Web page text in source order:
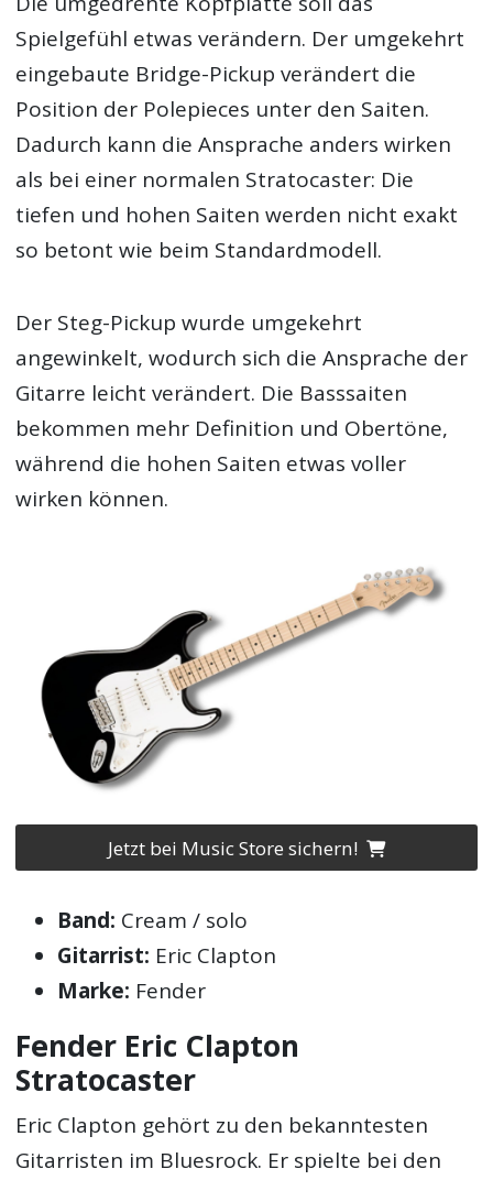
Spielgefühl etwas verändern. Der umgekehrt
eingebaute Bridge-Pickup verändert die
Position der Polepieces unter den Saiten.
Dadurch kann die Ansprache anders wirken
als bei einer normalen Stratocaster: Die
tiefen und hohen Saiten werden nicht exakt
so betont wie beim Standardmodell.
Der Steg-Pickup wurde umgekehrt
angewinkelt, wodurch sich die Ansprache der
Gitarre leicht verändert. Die Basssaiten
bekommen mehr Definition und Obertöne,
während die hohen Saiten etwas voller
wirken können.
Jetzt bei Music Store sichern!
Band: Cream / solo
Gitarrist: Eric Clapton
Marke: Fender
Fender Eric Clapton
Stratocaster
Eric Clapton gehört zu den bekanntesten
Gitarristen im Bluesrock. Er spielte bei den